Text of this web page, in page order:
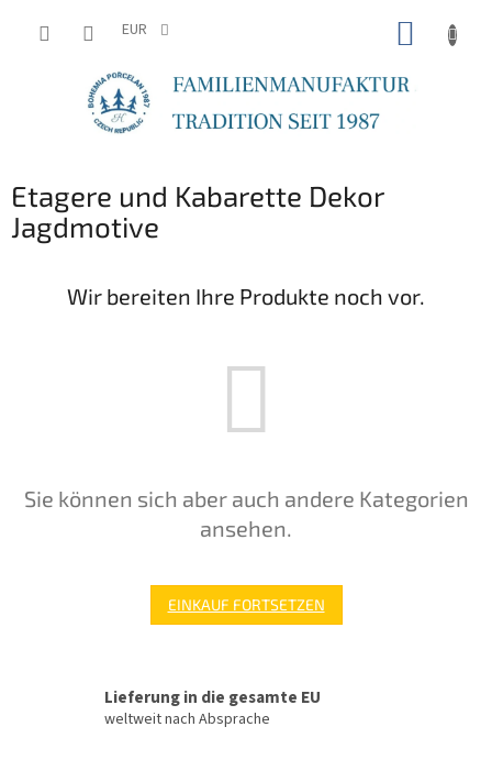
EUR
Etagere und Kabarette Dekor
Jagdmotive
Wir bereiten Ihre Produkte noch vor.
Sie können sich aber auch andere Kategorien
ansehen.
EINKAUF FORTSETZEN
Lieferung in die gesamte EU
weltweit nach Absprache